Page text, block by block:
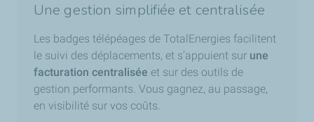
Une gestion simplifiée et centralisée
Les badges télépéages de TotalEnergies facilitent
le suivi des déplacements, et s’appuient sur une
facturation centralisée et sur des outils de
gestion performants. Vous gagnez, au passage,
en visibilité sur vos coûts.